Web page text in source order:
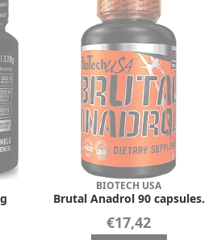
BIOTECH USA
Brutal Anadrol 90 capsules.
€17,42